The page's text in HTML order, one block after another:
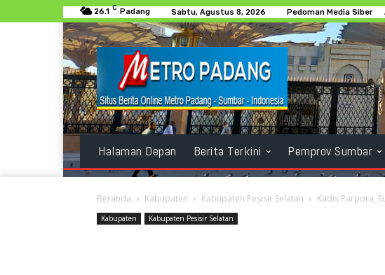
26.1 C Padang Sabtu, Agustus 8, 2026 Pedoman Media Siber
Halaman Depan Berita Terkini Pemprov Sumbar
Beranda Kabupaten Kabupaten Pesisir Selatan Kadis Parpora,
Kabupaten Kabupaten Pesisir Selatan